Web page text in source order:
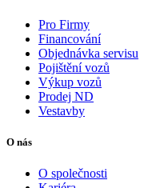
Pro Firmy
Financování
Objednávka servisu
Pojištění vozů
Výkup vozů
Prodej ND
Vestavby
O nás
O společnosti